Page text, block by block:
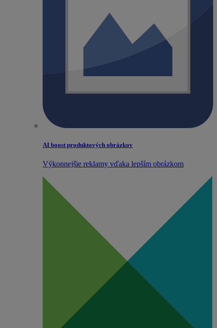
AI boost produktových obrázkov
Výkonnejšie reklamy vďaka lepším obrázkom